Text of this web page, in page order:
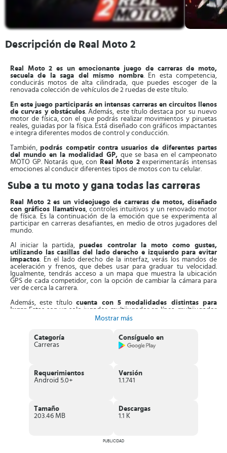
Descripción de Real Moto 2
Real Moto 2 es un emocionante juego de carreras de moto,
secuela de la saga del mismo nombre. En esta competencia,
conducirás motos de alta cilindrada, que puedes escoger de la
renovada colección de vehículos de 2 ruedas de este título.
En este juego participarás en intensas carreras en circuitos llenos
de curvas y obstáculos. Además, este título destaca por su nuevo
motor de física, con el que podrás realizar movimientos y piruetas
reales, guiadas por la física. Está diseñado con gráficos impactantes
e integra diferentes modos de control y conducción.
También,podrás competir contra usuarios de diferentes partes
del mundo en la modalidad GP, que se basa en el campeonato
MOTO GP. Notarás que, con
Real Moto 2experimentarás intensas
emociones al conducir diferentes tipos de motos con tu celular.
Sube a tu moto y gana todas las carreras
Real Moto 2 es un videojuego de carreras de motos, diseñado
con gráficos llamativos, controles intuitivos y un renovado motor
de física. Es la continuación de la emoción que se experimenta al
participar en carreras desafiantes, en medio de otros jugadores del
mundo.
Al iniciar la partida,puedes controlar la moto como gustes,
utilizando las casillas del lado derecho e izquierdo para evitar
impactos. En el lado derecho de la interfaz, verás los mandos de
aceleración y frenos, que debes usar para graduar tu velocidad.
Igualmente, tendrás acceso a un mapa que muestra la ubicación
GPS de cada competidor, con la opción de cambiar la cámara para
ver de cerca la carrera.
Además, este títulocuenta con 5 modalidades distintas para
jugar . Estas son un solo jugador, multijugador en línea, multijugador
sin internet, campaña multijugador y para un participante.
podrás ingresar al garaje para ajustar las piezas y elementos con el
dinero obtenido de tus bonificaciones.
montañas. Al avanzar, podrás desbloquear más motos, equipadas
con prestaciones únicas. Es más, todo esto se complementa con el
Características de Real Moto 2
sistema de control intuitivo
Mostrar más
Categoría
Carreras
Consíguelo en
Requerimientos
Android 5.0+
Versión
1.1.741
Tamaño
203.46 MB
Descargas
1.1 K
PUBLICIDAD